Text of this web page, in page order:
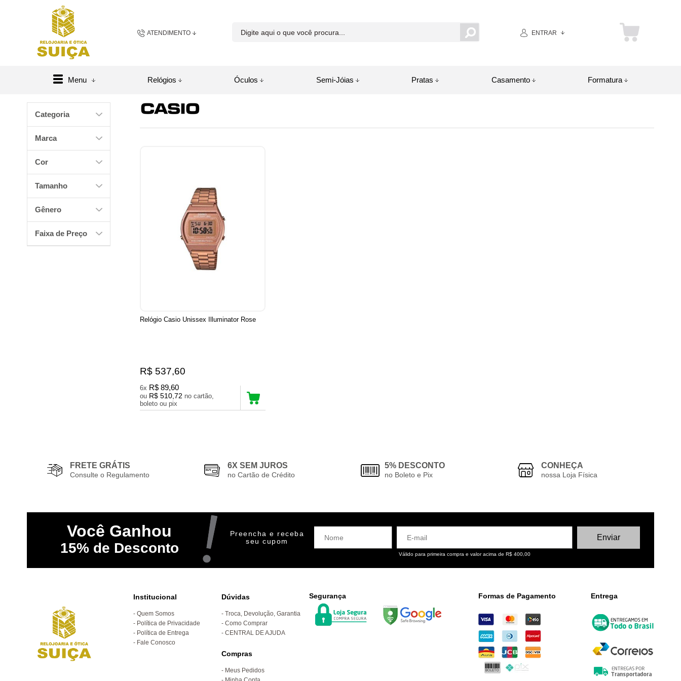
ATENDIMENTO
(48) 98481-8250
sac@relojoariaeoticasuica.com.br
ENTRAR
Menu Relógios Óculos Semi-Jóias Pratas Casamento Formatura
Categoria
Marca
Cor
Tamanho
Gênero
Faixa de Preço
Relógio Casio Unissex Illuminator Rose
R$ 537,60
6x R$ 89,60
ou R$ 510,72 no cartão,
boleto ou pix
FRETE GRÁTIS
Consulte o Regulamento
6X SEM JUROS
no Cartão de Crédito
5% DESCONTO
no Boleto e Pix
CONHEÇA
nossa Loja Física
Você Ganhou
15%de Desconto
Preencha e receba
seu cupom
Válido para primeira compra e valor acima de R$ 400,00
Institucional
Quem Somos
Política de Privacidade
Política de Entrega
Fale Conosco
Dúvidas
Troca, Devolução, Garantia
Como Comprar
CENTRAL DE AJUDA
Compras
Meus Pedidos
Segurança Formas de Pagamento Entrega